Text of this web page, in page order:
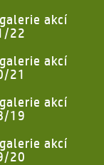
akcí
22
akcí
21
akcí
19
akcí
20